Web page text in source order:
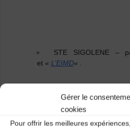
Gérer le
cookies
Pour offrir les meilleures
STE SIGOLENE–
et « L’EIMD« .
Maison de la Musique –
de 10h00 à 12h00. Atelier tous
SOUS RÉSERVE D’AVOIR UN